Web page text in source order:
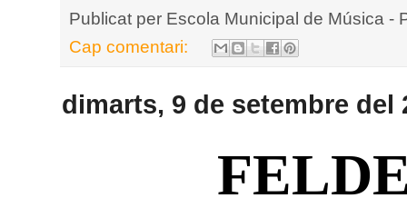
Publicat per Escola Municipal de Música -
Cap comentari:
dimarts, 9 de setembre del